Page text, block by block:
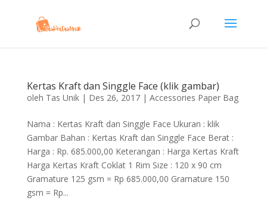
Kertas Kraft dan Singgle Face (klik gambar)
oleh Tas Unik| Des 26, 2017| Accessories Paper Bag
Nama : Kertas Kraft dan Singgle Face Ukuran : klik
Gambar Bahan : Kertas Kraft dan Singgle Face Berat :
Harga : Rp. 685.000,00 Keterangan : Harga Kertas Kraft
Harga Kertas Kraft Coklat 1 Rim Size : 120 x 90 cm
Gramature 125 gsm = Rp 685.000,00 Gramature 150
gsm = Rp...